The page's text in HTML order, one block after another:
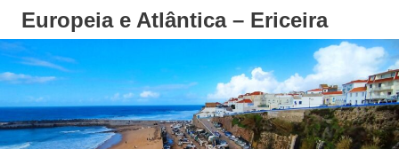
Europeia e Atlântica – Ericeira
Instituto
de
Cultura
Europeia
e
Atlântica